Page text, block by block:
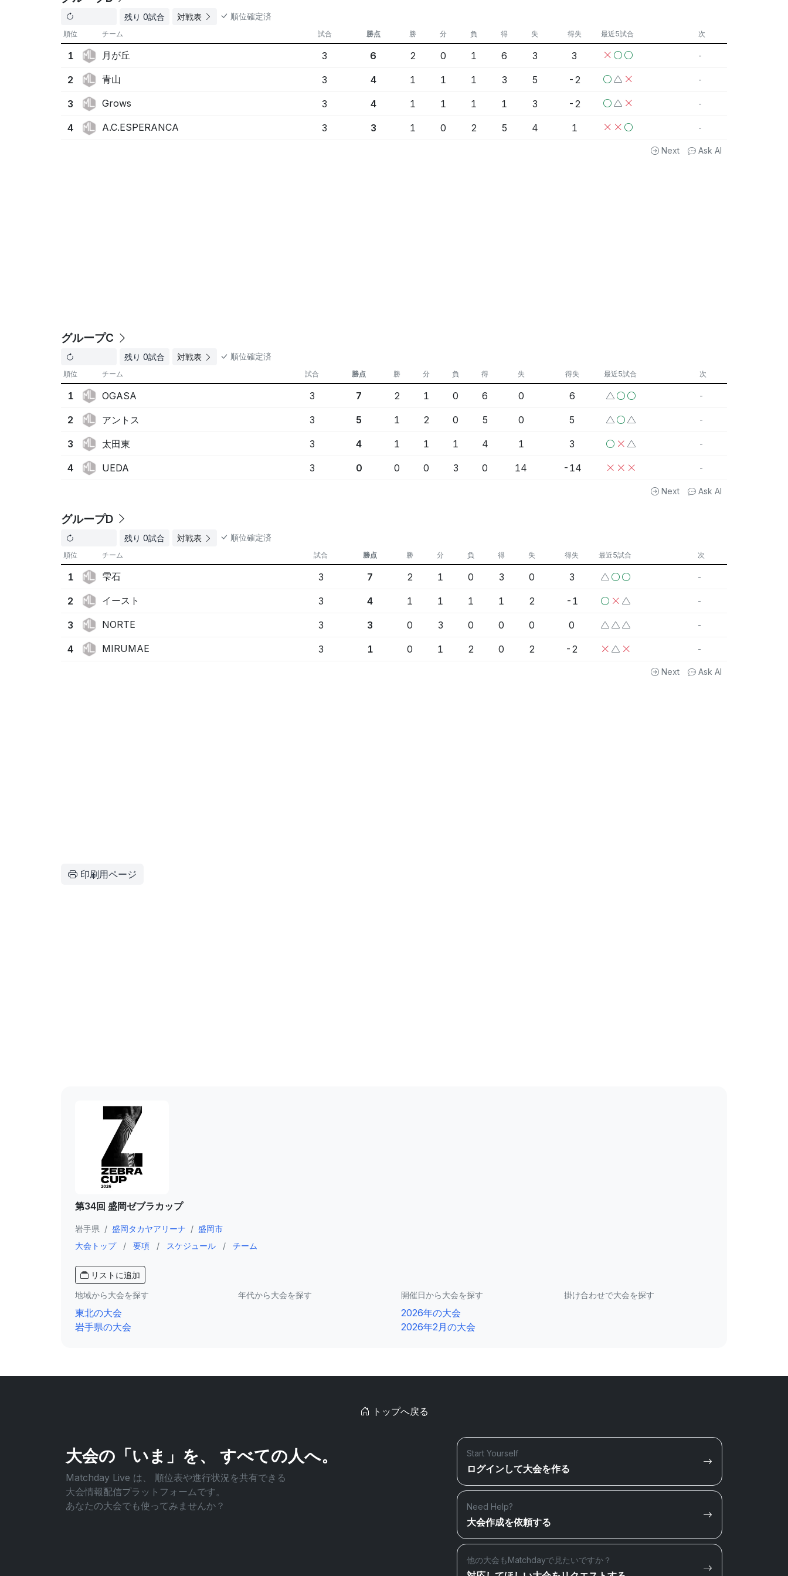
残り 0試合 対戦表 順位確定済
順位 チーム 試合 勝点 勝 分 負 得 失 得失 最近5試合 次
1 月が丘 3 6 2 0 1 6 3 3 -
2 青山 3 4 1 1 1 3 5 -2 -
3 Grows 3 4 1 1 1 1 3 -2 -
4 A.C.ESPERANCA 3 3 1 0 2 5 4 1 -
Next Ask AI
グループC
残り 0試合 対戦表 順位確定済
順位 チーム 試合 勝点 勝 分 負 得 失 得失 最近5試合 次
1 OGASA 3 7 2 1 0 6 0 6 -
2 アントス 3 5 1 2 0 5 0 5 -
3 太田東 3 4 1 1 1 4 1 3 -
4 UEDA 3 0 0 0 3 0 14 -14 -
Next Ask AI
グループD
残り 0試合 対戦表 順位確定済
順位 チーム 試合 勝点 勝 分 負 得 失 得失 最近5試合 次
1 雫石 3 7 2 1 0 3 0 3 -
2 イースト 3 4 1 1 1 1 2 -1 -
3 NORTE 3 3 0 3 0 0 0 0 -
4 MIRUMAE 3 1 0 1 2 0 2 -2 -
Next Ask AI
印刷用ページ
第34回 盛岡ゼブラカップ
岩手県 / 盛岡タカヤアリーナ / 盛岡市
大会トップ
/ 要項 / スケジュール / チーム
リストに追加
地域から大会を探す
東北の大会
岩手県の大会
年代から大会を探す 開催日から大会を探す
2026年の大会
2026年2月の大会
掛け合わせで大会を探す
トップへ戻る
大会の「いま」を、 すべての人へ。
Matchday Live は、 順位表や進行状況を共有できる
大会情報配信プラットフォームです。
あなたの大会でも使ってみませんか？
Start Yourself
ログインして大会を作る
Need Help?
大会作成を依頼する
他の大会もMatchdayで見たいですか？